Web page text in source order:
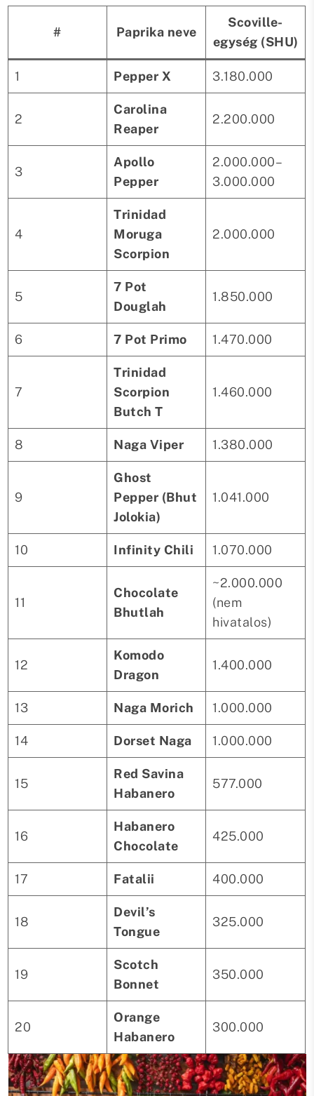
# Paprika neve
Scoville-
egység (SHU)
1 Pepper X 3.180.000
2
Carolina
Reaper
2.200.000
3
Apollo
Pepper
2.000.000–
3.000.000
4
Trinidad
Moruga
Scorpion
2.000.000
5
7 Pot
Douglah
1.850.000
6 7 Pot Primo 1.470.000
7
Trinidad
Scorpion
Butch T
1.460.000
8 Naga Viper 1.380.000
9
Ghost
Pepper (Bhut
Jolokia)
1.041.000
10 Infinity Chili 1.070.000
11
Chocolate
Bhutlah
~2.000.000
(nem
hivatalos)
12
Komodo
Dragon
1.400.000
13 Naga Morich 1.000.000
14 Dorset Naga 1.000.000
15
Red Savina
Habanero
577.000
16
Habanero
Chocolate
425.000
17 Fatalii 400.000
18
Devil’s
Tongue
325.000
19
Scotch
Bonnet
350.000
20
Orange
Habanero
300.000